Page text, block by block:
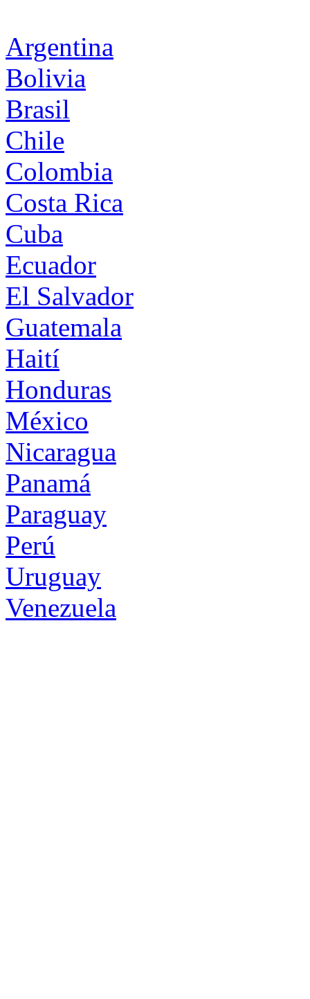
Argentina
Bolivia
Brasil
Chile
Colombia
Costa Rica
Cuba
Ecuador
El Salvador
Guatemala
Haití
Honduras
México
Nicaragua
Panamá
Paraguay
Perú
Uruguay
Venezuela